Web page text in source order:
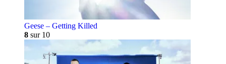
Geese – Getting Killed
8 sur 10